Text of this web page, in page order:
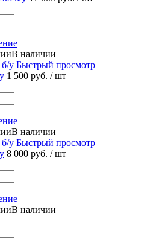
В наличии
Быстрый просмотр
1 500 руб. / шт
В наличии
Быстрый просмотр
8 000 руб. / шт
В наличии